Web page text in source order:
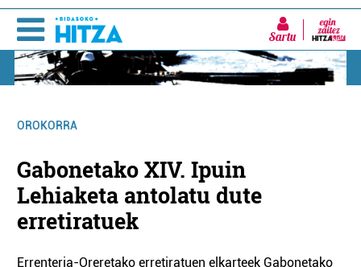
Sartu
OROKORRA
Gabonetako XIV. Ipuin
Lehiaketa antolatu dute
erretiratuek
Errenteria-Oreretako erretiratuen elkarteek Gabonetako